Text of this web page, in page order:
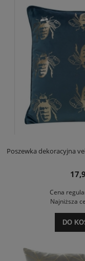
Poszewka dekoracyjna
Cena
Najniższa
DO